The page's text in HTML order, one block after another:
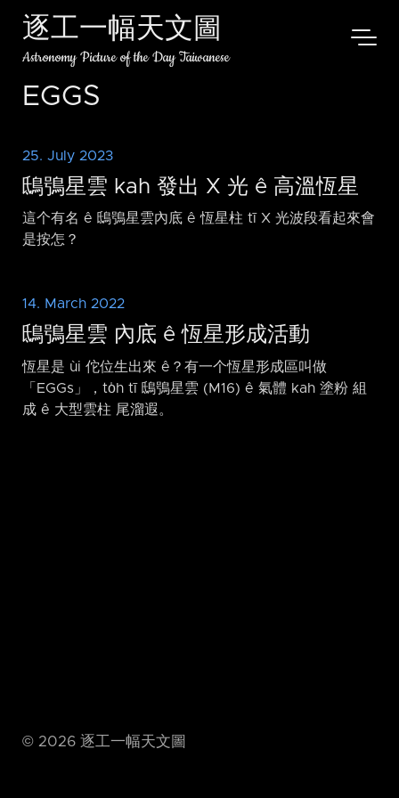
逐工一幅天文圖
Astronomy Picture of the Day Taiwanese
EGGS
25. July 2023
鴟鴞星雲 kah 發出 X 光 ê 高溫恆星
這个有名 ê 鴟鴞星雲內底 ê 恆星柱 tī X 光波段看起來會
是按怎？
14. March 2022
鴟鴞星雲 內底 ê 恆星形成活動
恆星是 ùi 佗位生出來 ê？有一个恆星形成區叫做
「EGGs」，to̍h tī 鴟鴞星雲 (M16) ê 氣體 kah 塗粉 組
成 ê 大型雲柱 尾溜遐。
© 2026 逐工一幅天文圖